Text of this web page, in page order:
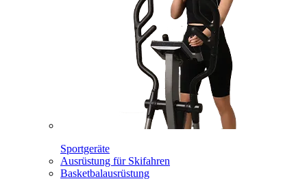
Sportgeräte
Ausrüstung für Skifahren
Basketbalausrüstung